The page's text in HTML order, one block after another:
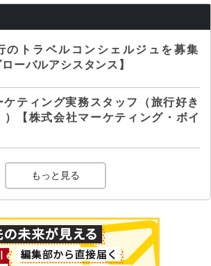
のトラベルコンシェルジュを募集
ローバルアシスタンス】
ケティング実務スタッフ（旅行好き
）【株式会社マーケティング・ボイ
もっと見る